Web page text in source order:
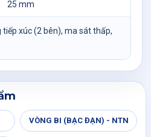
25 mm
tiếp xúc (2 bên), ma sát thấp,
VÒNG BI (BẠC ĐẠN) - NTN